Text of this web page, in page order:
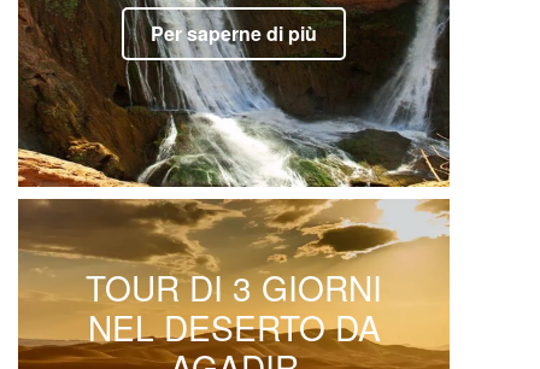
Per saperne di più
TOUR DI 3 GIORNI
NEL DESERTO DA